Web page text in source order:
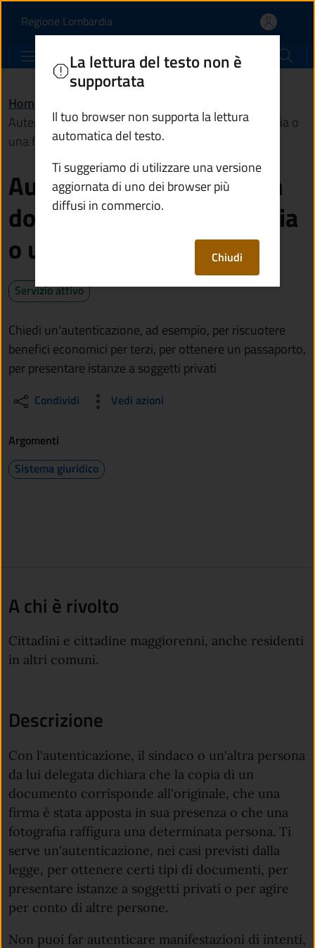
Autenticare la copia di
Regione Lombardia(apre in un'altra scheda).
Comune di Edolo
Home
Autenticare la copia di un documento, una fotografia o
una firma
Autenticare la copia di un
documento, una fotografia
o una firma
Servizio attivo
Chiedi un'autenticazione, ad esempio, per riscuotere
benefici economici per terzi, per ottenere un passaporto,
per presentare istanze a soggetti privati
Condividi Vedi azioni
La lettura del testo non è
supportata
Il tuo browser non supporta la lettura
automatica del testo.
Ti suggeriamo di utilizzare una versione
aggiornata di uno dei browser più
diffusi in commercio.
Chiudi
Argomenti
Sistema giuridico
A chi è rivolto
Cittadini e cittadine maggiorenni, anche residenti
in altri comuni.
Descrizione
Con l'autenticazione, il sindaco o un'altra persona
da lui delegata dichiara che la copia di un
documento corrisponde all'originale, che una
firma è stata apposta in sua presenza o che una
fotografia raffigura una determinata persona. Ti
serve un'autenticazione, nei casi previsti dalla
legge, per ottenere certi tipi di documenti, per
presentare istanze a soggetti privati o per agire
per conto di altre persone.
Non puoi far autenticare manifestazioni di intenti,